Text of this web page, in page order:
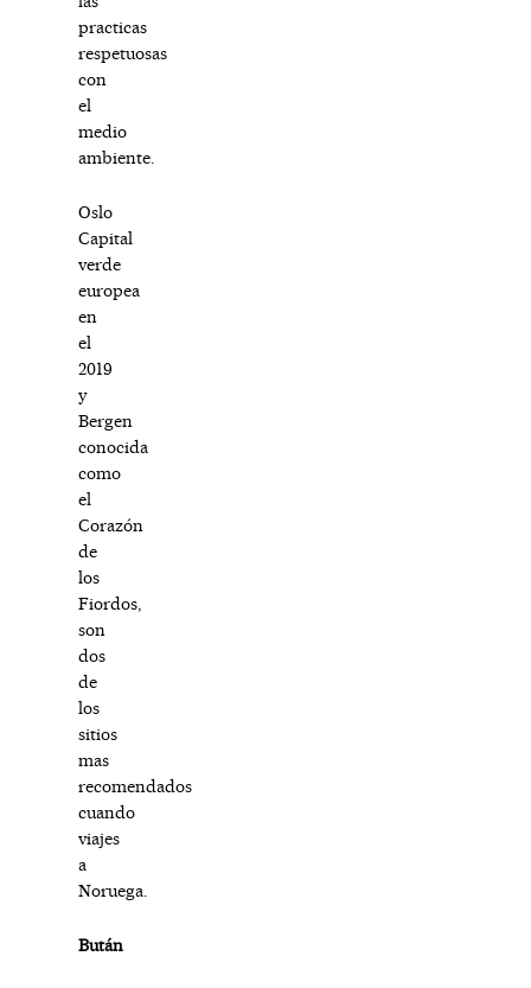
practicas
respetuosas
con
el
medio
ambiente.
Oslo
Capital
verde
europea
en
el
2019
y
Bergen
conocida
como
el
Corazón
de
los
Fiordos,
son
dos
de
los
sitios
mas
recomendados
cuando
viajes
a
Noruega.
Bután